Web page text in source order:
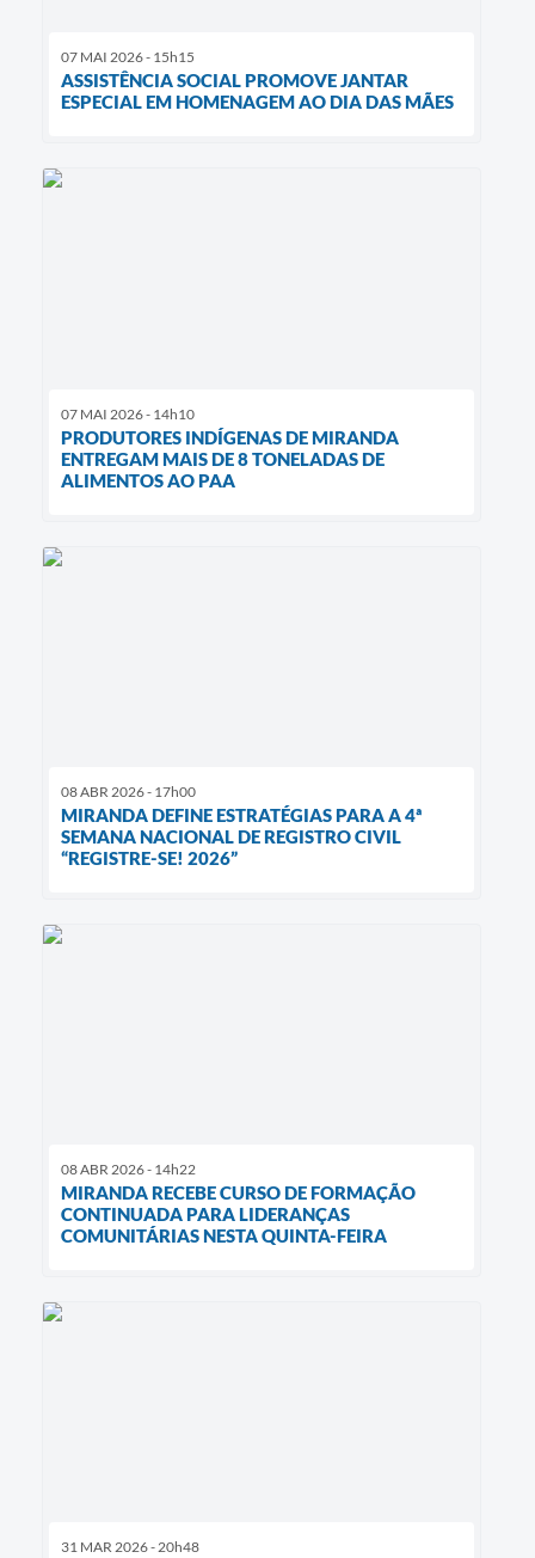
07 MAI 2026 - 15h15
ASSISTÊNCIA SOCIAL PROMOVE JANTAR
ESPECIAL EM HOMENAGEM AO DIA DAS MÃES
07 MAI 2026 - 14h10
PRODUTORES INDÍGENAS DE MIRANDA
ENTREGAM MAIS DE 8 TONELADAS DE
ALIMENTOS AO PAA
08 ABR 2026 - 17h00
MIRANDA DEFINE ESTRATÉGIAS PARA A 4ª
SEMANA NACIONAL DE REGISTRO CIVIL
“REGISTRE-SE! 2026”
08 ABR 2026 - 14h22
MIRANDA RECEBE CURSO DE FORMAÇÃO
CONTINUADA PARA LIDERANÇAS
COMUNITÁRIAS NESTA QUINTA-FEIRA
31 MAR 2026 - 20h48